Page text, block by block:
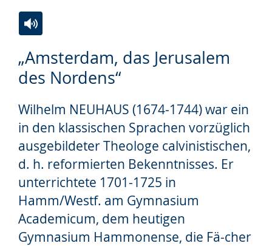
„Amsterdam, das Jerusalem
des Nordens“
Wilhelm NEUHAUS (1674-1744) war ein
in den klassischen Sprachen vorzüglich
ausgebildeter Theologe calvinistischen,
d. h. reformierten Bekenntnisses. Er
unterrichtete 1701-1725 in
Hamm/Westf. am Gymnasium
Academicum, dem heutigen
Gymnasium Hammonense, die Fä-cher
Leichten
Sprache
Audio-
Unterstützung.
Video
in
Gebärdensprache
wird
angezeigt.